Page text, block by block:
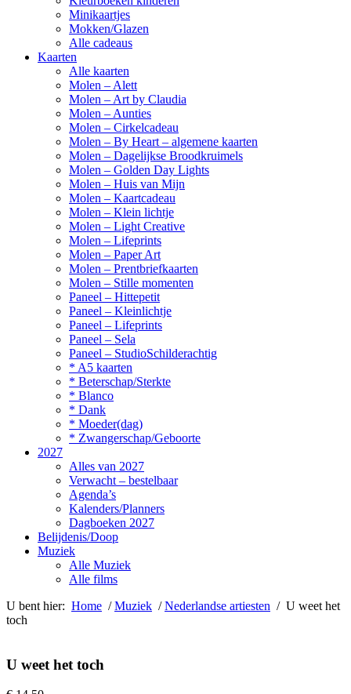
Minikaartjes
Mokken/Glazen
Alle cadeaus
Kaarten
Alle kaarten
Molen – Alett
Molen – Art by Claudia
Molen – Aunties
Molen – Cirkelcadeau
Molen – By Heart – algemene kaarten
Molen – Dagelijkse Broodkruimels
Molen – Golden Day Lights
Molen – Huis van Mijn
Molen – Kaartcadeau
Molen – Klein lichtje
Molen – Light Creative
Molen – Lifeprints
Molen – Paper Art
Molen – Prentbriefkaarten
Molen – Stille momenten
Paneel – Hittepetit
Paneel – Kleinlichtje
Paneel – Lifeprints
Paneel – Sela
Paneel – StudioSchilderachtig
* A5 kaarten
* Beterschap/Sterkte
* Blanco
* Dank
* Moeder(dag)
* Zwangerschap/Geboorte
2027
Alles van 2027
Verwacht – bestelbaar
Agenda’s
Kalenders/Planners
Dagboeken 2027
Belijdenis/Doop
Muziek
Alle Muziek
Alle films
U bent hier: Home /Muziek /Nederlandse artiesten / U weet het
toch
U weet het toch